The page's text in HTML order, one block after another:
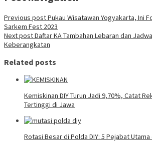
Previous postPukau Wisatawan Yogyakarta, Ini
Sarkem Fest 2023
Next postDaftar KA Tambahan Lebaran dan
Keberangkatan
Related posts
Kemiskinan DIY Turun Jadi 9,70%, Catat
Tertinggi di Jawa
Rotasi Besar di Polda DIY: 5 Pejabat